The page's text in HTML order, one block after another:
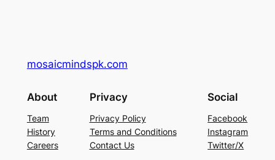
mosaicmindspk.com
About
Team
History
Careers
Privacy
Privacy Policy
Terms and Conditions
Contact Us
Social
Facebook
Instagram
Twitter/X